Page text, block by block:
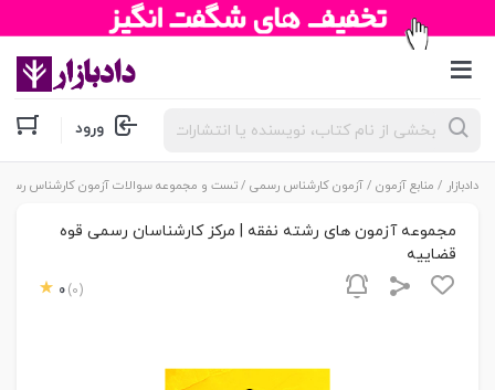
جستجوی
محصولات ورود
دادبازار / منابع آزمون /آزمون کارشناس رسمی /تست و مجموعه سوالات آزمون کارشناس
مجموعه آزمون های رشته نفقه | مرکز کارشناسان رسمی قوه
قضاییه
0 (0)